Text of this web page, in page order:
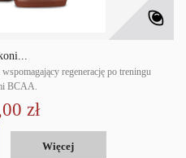
regenerację po treningu
BCAA.
zł
Więcej